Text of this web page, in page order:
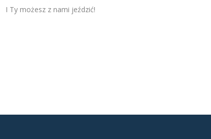
I Ty możesz z nami jeździć!